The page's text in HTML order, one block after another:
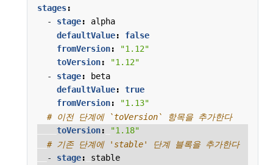
stages:
- stage:
alpha
defaultValue:
false
fromVersion:
"1.12"
toVersion:
"1.12"
- stage:
beta
defaultValue:
true
fromVersion:
"1.13"
# 이전 단계에 `toVersion` 항목을 추가한다
toVersion:
"1.18"
# 기존 단계에 'stable' 단계 블록을 추가한다
- stage:
stable